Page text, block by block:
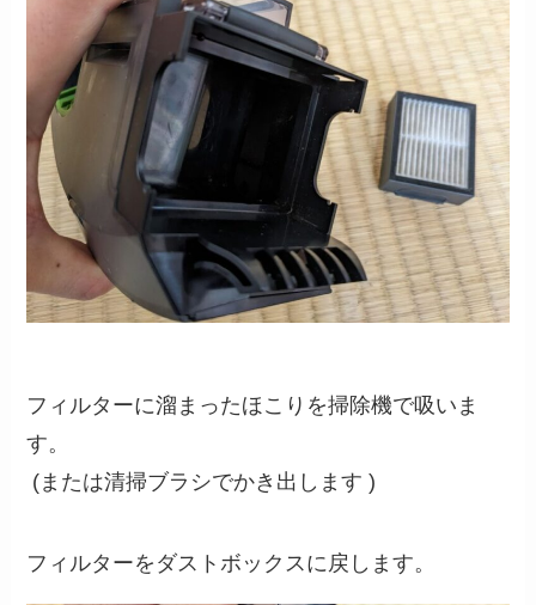
フィルターに溜まったほこりを掃除機で吸いま
す。
(または清掃ブラシでかき出します )
フィルターをダストボックスに戻します。